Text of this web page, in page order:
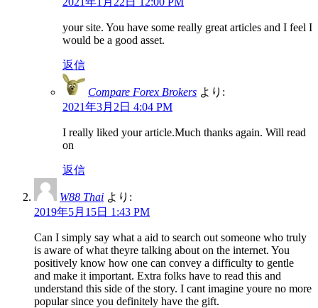
your site. You have some really great articles and I feel I
would be a good asset.
返信
Compare Forex Brokers より:
2021年3月2日 4:04 PM
I really liked your article.Much thanks again. Will read
on
返信
W88 Thai より:
2019年5月15日 1:43 PM
Can I simply say what a aid to search out someone who truly
is aware of what theyre talking about on the internet. You
positively know how one can convey a difficulty to gentle
and make it important. Extra folks have to read this and
understand this side of the story. I cant imagine youre no more
popular since you definitely have the gift.